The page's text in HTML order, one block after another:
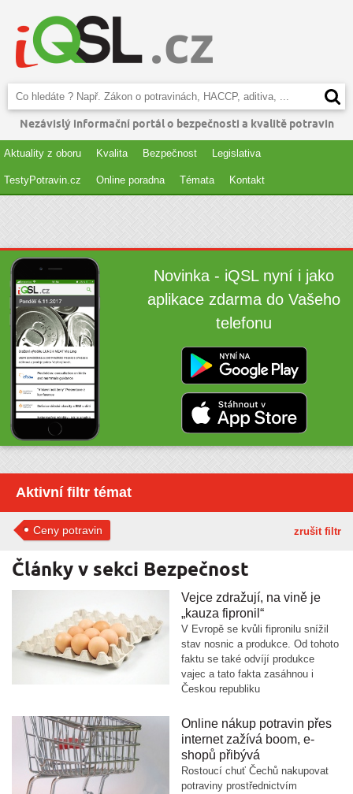
Nezávislý informační portál o bezpečnosti a kvalitě potravin
Aktuality z oboru Kvalita Bezpečnost Legislativa
TestyPotravin.cz Online poradna Témata Kontakt
Novinka - iQSL nyní i jako
aplikace zdarma do Vašeho
telefonu
Aktivní filtr témat
zrušit filtr
Ceny potravin
Články v sekci Bezpečnost
Vejce zdražují, na vině je
„kauza fipronil“
V Evropě se kvůli fipronilu snížil
stav nosnic a produkce. Od tohoto
faktu se také odvíjí produkce
vajec a tato fakta zasáhnou i
Českou republiku
Online nákup potravin přes
internet zažívá boom, e-
shopů přibývá
Rostoucí chuť Čechů nakupovat
potraviny prostřednictvím